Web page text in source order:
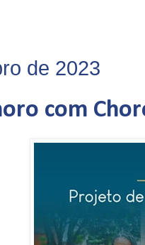
de 2023
com